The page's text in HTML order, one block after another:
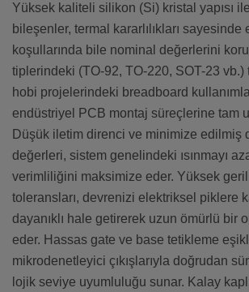
Yüksek kaliteli silikon (Si) kristal yapısı
bileşenler, termal kararlılıkları sayesinde
koşullarında bile nominal değerlerini
tiplerindeki (TO-92, TO-220, SOT-23 vb.)
hobi projelerindeki breadboard
endüstriyel PCB montaj süreçlerine tam
Düşük iletim direnci ve minimize edilmiş
değerleri, sistem genelindeki ısınmayı
verimliliğini maksimize eder. Yüksek
toleransları, devrenizi elektriksel piklere
dayanıklı hale getirerek uzun ömürlü bir
eder. Hassas gate ve base tetikleme
mikrodenetleyici çıkışlarıyla doğrudan
lojik seviye uyumluluğu sunar. Kalay